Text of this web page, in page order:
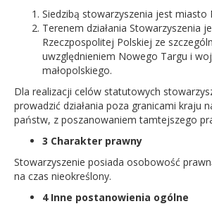
Siedzibą stowarzyszenia jest miasto
Terenem działania Stowarzyszenia
Rzeczpospolitej Polskiej ze
uwzględnieniem Nowego Targu i
małopolskiego.
Dla realizacji celów statutowych
prowadzić działania poza granicami kraju
państw, z poszanowaniem tamtejszego
3 Charakter prawny
Stowarzyszenie posiada osobowość
na czas nieokreślony.
4 Inne postanowienia ogólne